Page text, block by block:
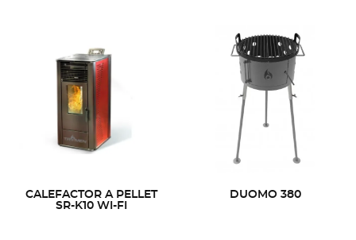
CALEFACTOR A PELLET
SR-K10 WI-FI
DUOMO 380